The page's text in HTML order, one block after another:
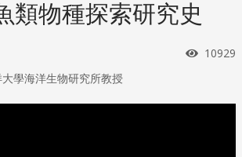
類物種探索研究史
瀏覽次
10929
學海洋生物研究所教授